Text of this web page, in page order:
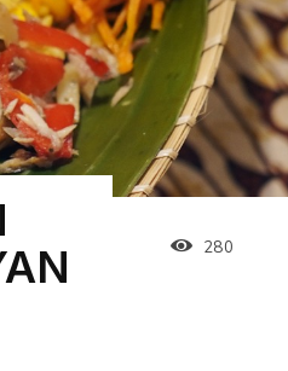
280